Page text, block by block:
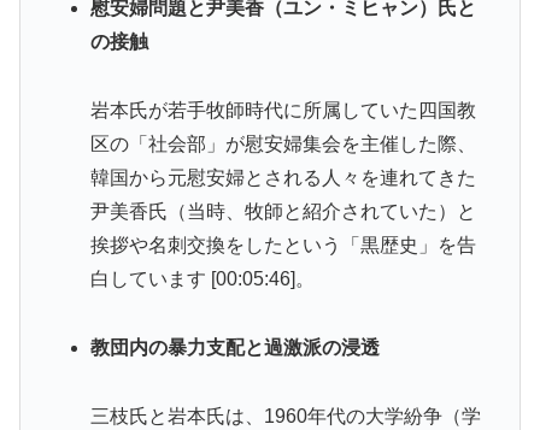
慰安婦問題と尹美香（ユン・ミヒャン）氏と
の接触
岩本氏が若手牧師時代に所属していた四国教
区の「社会部」が慰安婦集会を主催した際、
韓国から元慰安婦とされる人々を連れてきた
尹美香氏（当時、牧師と紹介されていた）と
挨拶や名刺交換をしたという「黒歴史」を告
白しています [00:05:46]。
教団内の暴力支配と過激派の浸透
三枝氏と岩本氏は、1960年代の大学紛争（学